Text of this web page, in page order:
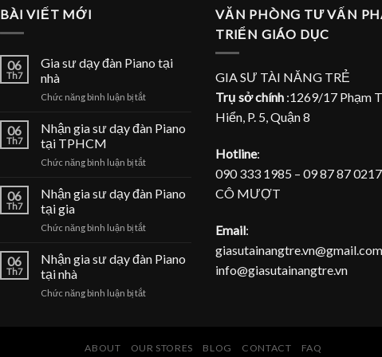
BÀI VIẾT MỚI
06
Th7
Gia sư dạy đàn Piano tại
nhà
Chức năng bình luận bị tắtở
Piano
nhà
06
Th7
Nhận gia sư dạy đàn Piano
tại TPHCM
Chức năng bình luận bị tắtở
gia
đàn
tại
06
Th7
Nhận gia sư dạy đàn Piano
tại gia
Chức năng bình luận bị tắtở
gia
đàn
06
Th7
Nhận gia sư dạy đàn Piano
tại nhà
Chức năng bình luận bị tắtở
dạy
VĂN PHÒNG TƯ VẤN
TRIỂN GIÁO DỤC
GIA SƯ TÀI NĂNG TRẺ
Trụ sở chính :1269/17 Phạm
Hiển, P. 5, Quận 8
Hotline:
090 333 1985 – 09 87 87 0217
CÔ MƯỢT
Email:
info@giasutainangtre.vn
ABOUT OUR STORES BLOG CONTACT FAQ